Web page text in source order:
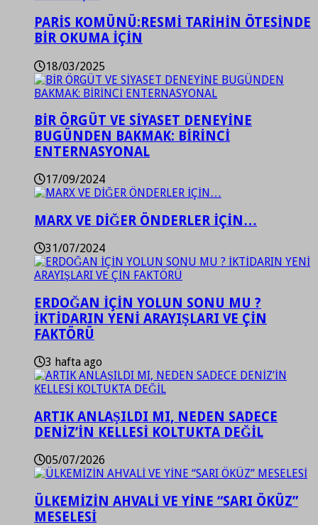
PARİS KOMÜNÜ:RESMİ TARİHİN ÖTESİNDE
BİR OKUMA İÇİN
18/03/2025
BİR ÖRGÜT VE SİYASET DENEYİNE
BUGÜNDEN BAKMAK: BİRİNCİ
ENTERNASYONAL
17/09/2024
MARX VE DİĞER ÖNDERLER İÇİN…
31/07/2024
ERDOĞAN İÇİN YOLUN SONU MU ?
İKTİDARIN YENİ ARAYIŞLARI VE ÇİN
FAKTÖRÜ
3 hafta ago
ARTIK ANLAŞILDI MI, NEDEN SADECE
DENİZ’İN KELLESİ KOLTUKTA DEĞİL
05/07/2026
ÜLKEMİZİN AHVALİ VE YİNE “SARI ÖKÜZ”
MESELESİ